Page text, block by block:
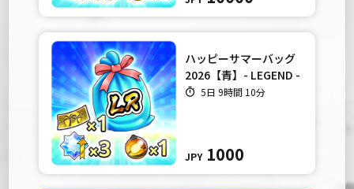
ハッピーサマーバッグ
2026【青】- LEGEND -
5日 9時間 10分
JPY 1000